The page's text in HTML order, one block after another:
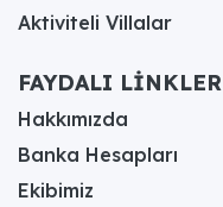
Aktiviteli Villalar
FAYDALI LİNKLER
Hakkımızda
Banka Hesapları
Ekibimiz